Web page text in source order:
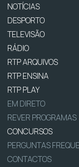
NOTÍCIAS
DESPORTO
TELEVISÃO
RÁDIO
RTP ARQUIVOS
RTP ENSINA
RTP PLAY
EM DIRETO
REVER PROGRAMAS
CONCURSOS
PERGUNTAS
CONTACTOS